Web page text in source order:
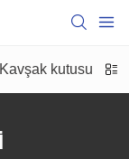
Kavşak kutusu